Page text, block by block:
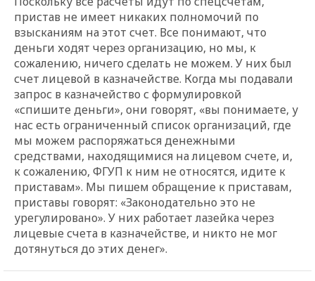
пристав не имеет никаких полномочий по
взысканиям на этот счет. Все понимают, что
деньги ходят через организацию, но мы, к
сожалению, ничего сделать не можем. У них был
счет лицевой в казначействе. Когда мы подавали
запрос в казначейство с формулировкой
«спишите деньги», они говорят, «вы понимаете, у
нас есть ограниченный список организаций, где
мы можем распоряжаться денежными
средствами, находящимися на лицевом счете, и,
к сожалению, ФГУП к ним не относятся, идите к
приставам». Мы пишем обращение к приставам,
приставы говорят: «Законодательно это не
урегулировано». У них работает лазейка через
лицевые счета в казначействе, и никто не мог
дотянуться до этих денег».